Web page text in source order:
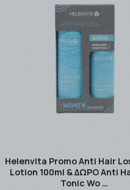
Helenvita Promo Anti Hair
Lotion 100ml & ΔΩΡΟ Anti
Tonic Wo …